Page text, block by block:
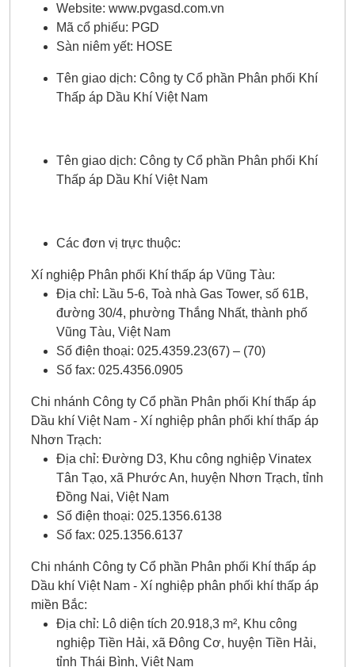
Website: www.pvgasd.com.vn
Mã cổ phiếu: PGD
Sàn niêm yết: HOSE
Tên giao dịch: Công ty Cổ phần Phân phối Khí
Thấp áp Dầu Khí Việt Nam
Tên giao dịch: Công ty Cổ phần Phân phối Khí
Thấp áp Dầu Khí Việt Nam
Các đơn vị trực thuộc:
Xí nghiệp Phân phối Khí thấp áp Vũng Tàu:
Địa chỉ: Lầu 5-6, Toà nhà Gas Tower, số 61B,
đường 30/4, phường Thắng Nhất, thành phố
Vũng Tàu, Việt Nam
Số điện thoại: 025.4359.23(67) – (70)
Số fax: 025.4356.0905
Chi nhánh Công ty Cổ phần Phân phối Khí thấp áp
Dầu khí Việt Nam - Xí nghiệp phân phối khí thấp áp
Nhơn Trạch:
Địa chỉ: Đường D3, Khu công nghiệp Vinatex
Tân Tạo, xã Phước An, huyện Nhơn Trạch, tỉnh
Đồng Nai, Việt Nam
Số điện thoại: 025.1356.6138
Số fax: 025.1356.6137
Chi nhánh Công ty Cổ phần Phân phối Khí thấp áp
Dầu khí Việt Nam - Xí nghiệp phân phối khí thấp áp
miền Bắc:
Địa chỉ: Lô diện tích 20.918,3 m², Khu công
nghiệp Tiền Hải, xã Đông Cơ, huyện Tiền Hải,
tỉnh Thái Bình, Việt Nam